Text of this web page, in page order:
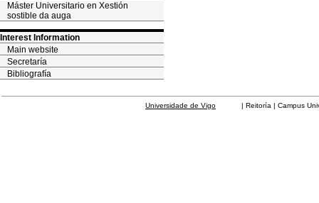
Máster Universitario en Xestión
sostible da auga
Interest Information
Main website
Secretaría
Bibliografía
Universidade de Vigo | Reitoría | Campus